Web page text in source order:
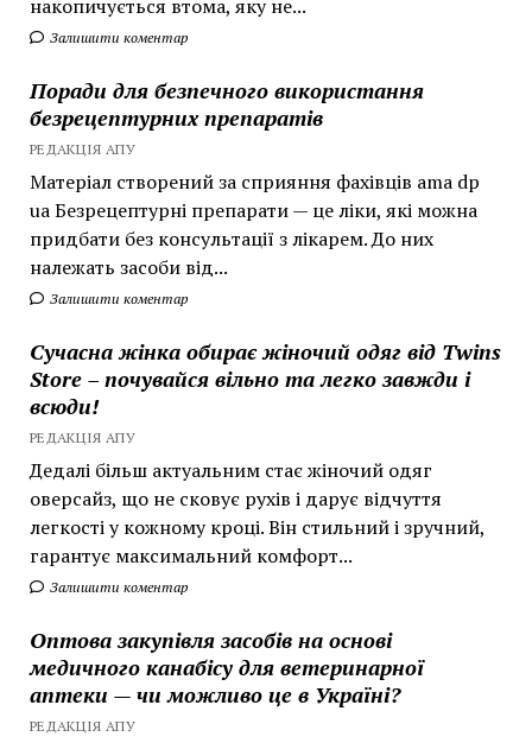
накопичується втома, яку не...
Залишити коментар
Поради для безпечного використання
безрецептурних препаратів
РЕДАКЦІЯ АПУ
Матеріал створений за сприяння фахівців ama dp
ua Безрецептурні препарати — це ліки, які можна
придбати без консультації з лікарем. До них
належать засоби від...
Залишити коментар
Сучасна жінка обирає жіночий одяг від Twins
Store – почувайся вільно та легко завжди і
всюди!
РЕДАКЦІЯ АПУ
Дедалі більш актуальним стає жіночий одяг
оверсайз, що не сковує рухів і дарує відчуття
легкості у кожному кроці. Він стильний і зручний,
гарантує максимальний комфорт...
Залишити коментар
Оптова закупівля засобів на основі
медичного канабісу для ветеринарної
аптеки — чи можливо це в Україні?
РЕДАКЦІЯ АПУ